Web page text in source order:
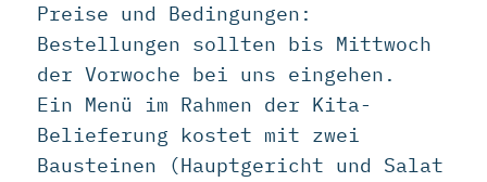
Preise und Bedingungen:
Bestellungen sollten bis Mittwoch
der Vorwoche bei uns eingehen.
Ein Menü im Rahmen der Kita-
Belieferung kostet mit zwei
Bausteinen (Hauptgericht und Salat